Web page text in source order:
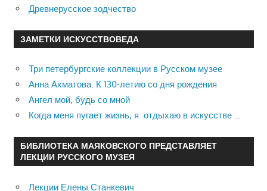
Древнерусское зодчество
ЗАМЕТКИ ИСКУССТВОВЕДА
Три петербургские коллекции в Русском музее
Анна Ахматова. К 130-летию со дня рождения
Ангел мой, будь со мной
Когда меня пугает жизнь, я отдыхаю в искусстве …
БИБЛИОТЕКА МАЯКОВСКОГО ПРЕДСТАВЛЯЕТ
ЛЕКЦИИ РУССКОГО МУЗЕЯ
Лекции Елены Станкевич